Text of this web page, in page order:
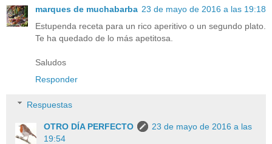
marques de muchabarba 23 de mayo de 2016 a las 19:18
Estupenda receta para un rico aperitivo o un segundo plato.
Te ha quedado de lo más apetitosa.
Saludos
Responder
Respuestas
OTRO DÍA PERFECTO
23 de mayo de 2016 a las
19:54